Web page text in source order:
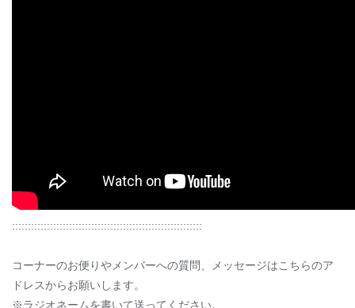
::::::::::::::::::::::::::::::::::::::::::::::::::::::::::::
コーナーのお便りやメンバーへの質問、メッセージはこちらのア
ドレスからお願いします。
※ラジオネームを書いて送ってください。